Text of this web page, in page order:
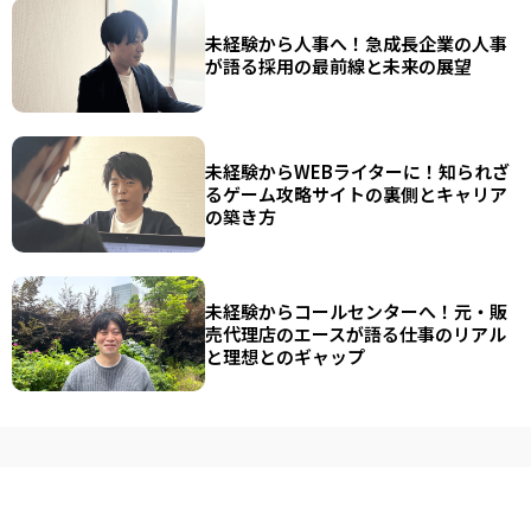
未経験から人事へ！急成長企業の人事
が語る採用の最前線と未来の展望
未経験からWEBライターに！知られざ
るゲーム攻略サイトの裏側とキャリア
の築き方
未経験からコールセンターへ！元・販
売代理店のエースが語る仕事のリアル
と理想とのギャップ